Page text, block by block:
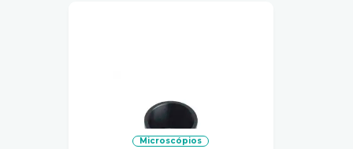
microscópios